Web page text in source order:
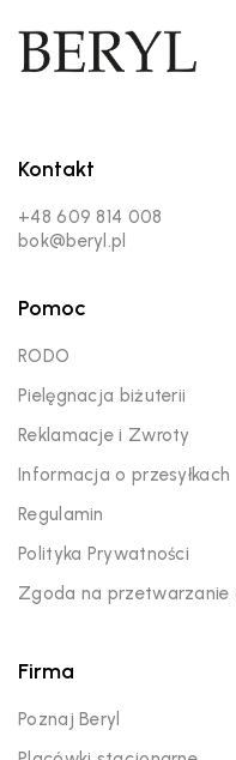
Kontakt
+48 609 814 008
bok@beryl.pl
Pomoc
RODO
Pielęgnacja biżuterii
Reklamacje i Zwroty
Informacja o przesyłkach
Regulamin
Polityka Prywatności
Zgoda na przetwarzanie
Firma
Poznaj Beryl